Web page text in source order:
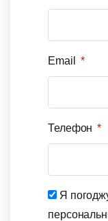
Email
Телефон
Я